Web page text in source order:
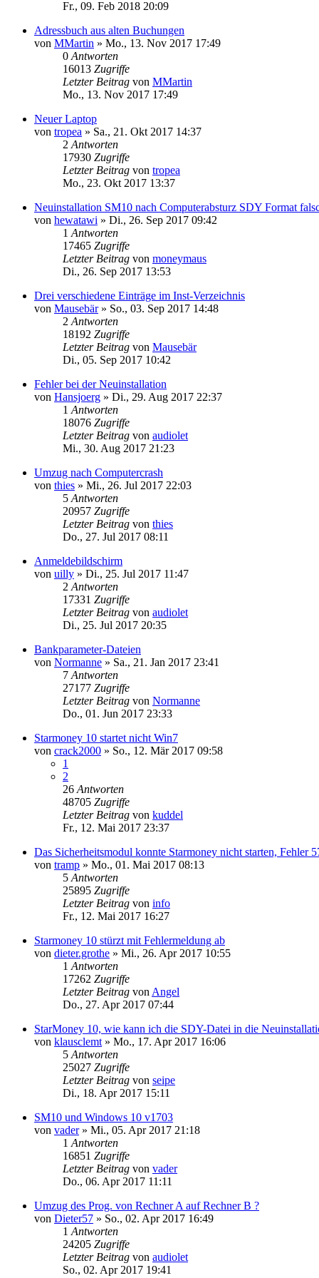
Fr., 09. Feb 2018 20:09
Adressbuch aus alten Buchungen
von MMartin » Mo., 13. Nov 2017 17:49
0 Antworten
16013 Zugriffe
Letzter Beitrag von MMartin
Mo., 13. Nov 2017 17:49
Neuer Laptop
von tropea » Sa., 21. Okt 2017 14:37
2 Antworten
17930 Zugriffe
Letzter Beitrag von tropea
Mo., 23. Okt 2017 13:37
Neuinstallation SM10 nach Computerabsturz SDY Format
von hewatawi » Di., 26. Sep 2017 09:42
1 Antworten
17465 Zugriffe
Letzter Beitrag von moneymaus
Di., 26. Sep 2017 13:53
Drei verschiedene Einträge im Inst-Verzeichnis
von Mausebär» So., 03. Sep 2017 14:48
2 Antworten
18192 Zugriffe
Letzter Beitrag von Mausebär
Di., 05. Sep 2017 10:42
Fehler bei der Neuinstallation
von Hansjoerg » Di., 29. Aug 2017 22:37
1 Antworten
18076 Zugriffe
Letzter Beitrag von audiolet
Mi., 30. Aug 2017 21:23
Umzug nach Computercrash
von thies » Mi., 26. Jul 2017 22:03
5 Antworten
20957 Zugriffe
Letzter Beitrag von thies
Do., 27. Jul 2017 08:11
Anmeldebildschirm
von uilly » Di., 25. Jul 2017 11:47
2 Antworten
17331 Zugriffe
Letzter Beitrag von audiolet
Di., 25. Jul 2017 20:35
Bankparameter-Dateien
von Normanne » Sa., 21. Jan 2017 23:41
7 Antworten
27177 Zugriffe
Letzter Beitrag von Normanne
Do., 01. Jun 2017 23:33
Starmoney 10 startet nicht Win7
von crack2000 » So., 12. Mär 2017 09:58
1
2
26 Antworten
48705 Zugriffe
Letzter Beitrag von kuddel
Fr., 12. Mai 2017 23:37
Das Sicherheitsmodul konnte Starmoney nicht starten, Fehler
von tramp » Mo., 01. Mai 2017 08:13
5 Antworten
25895 Zugriffe
Letzter Beitrag von info
Fr., 12. Mai 2017 16:27
Starmoney 10 stürzt mit Fehlermeldung ab
von dieter.grothe » Mi., 26. Apr 2017 10:55
1 Antworten
17262 Zugriffe
Letzter Beitrag von Angel
Do., 27. Apr 2017 07:44
StarMoney 10, wie kann ich die SDY-Datei in die
von klausclemt » Mo., 17. Apr 2017 16:06
5 Antworten
25027 Zugriffe
Letzter Beitrag von seipe
Di., 18. Apr 2017 15:11
SM10 und Windows 10 v1703
von vader» Mi., 05. Apr 2017 21:18
1 Antworten
16851 Zugriffe
Letzter Beitrag von vader
Do., 06. Apr 2017 11:11
Umzug des Prog. von Rechner A auf Rechner B ?
von Dieter57 » So., 02. Apr 2017 16:49
1 Antworten
24205 Zugriffe
Letzter Beitrag von audiolet
So., 02. Apr 2017 19:41